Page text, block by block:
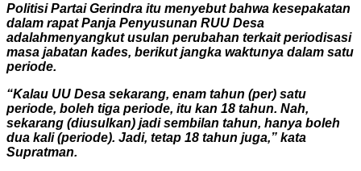
Politisi Partai Gerindra itu menyebut bahwa kesepakatan
dalam rapat Panja Penyusunan RUU Desa
adalahmenyangkut usulan perubahan terkait periodisasi
masa jabatan kades, berikut jangka waktunya dalam satu
periode.
“Kalau UU Desa sekarang, enam tahun (per) satu
periode, boleh tiga periode, itu kan 18 tahun. Nah,
sekarang (diusulkan) jadi sembilan tahun, hanya boleh
dua kali (periode). Jadi, tetap 18 tahun juga,” kata
Supratman.